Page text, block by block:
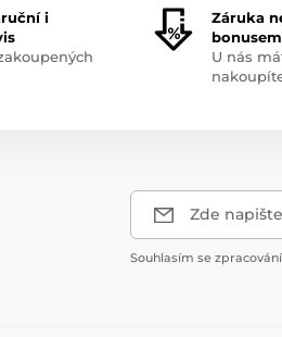
i
Záruka
bonusem
U nás
Zde
Souhlasím se